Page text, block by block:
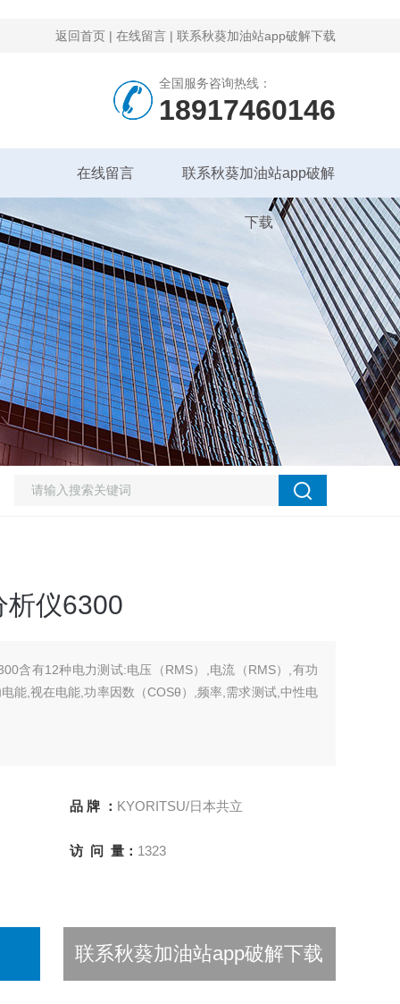
返回首页 | 在线留言 | 联系秋葵加油站app破解下载
全国服务咨询热线：
18917460146
在线留言 联系秋葵加油站app破解
下载
析仪6300
含有12种电力测试:电压（RMS）,电流（RMS）,有功
能,视在电能,功率因数（COSθ）,频率,需求测试,中性电
品 牌 ： KYORITSU/日本共立
访 问 量： 1323
联系秋葵加油站app破解下载